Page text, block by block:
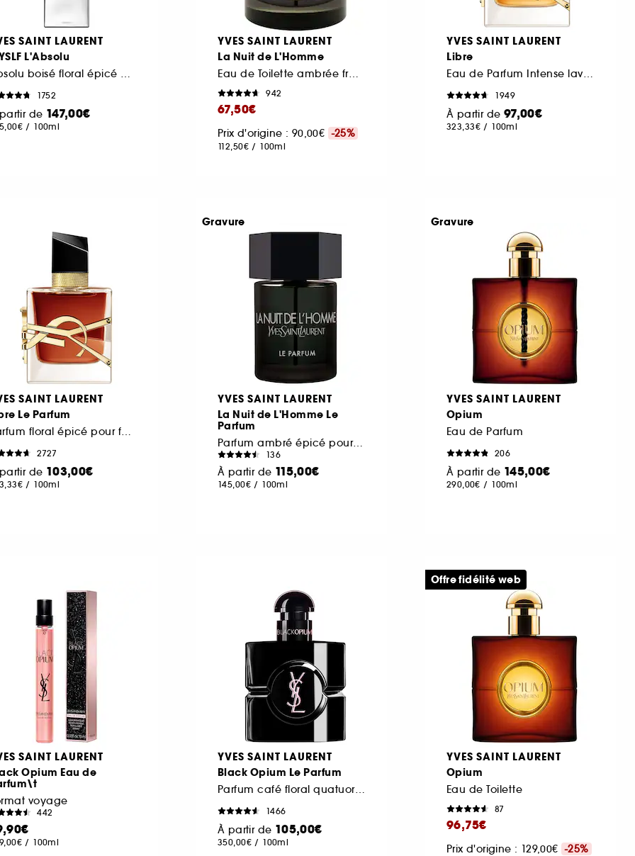
SAINT LAURENT
L'Absolu
Absolu boisé floral épicé pour homme
1752
de 147,00€
/ 100ml
YVES SAINT LAURENT
La Nuit de L'Homme
Eau de Toilette ambrée fraiche
942
67,50€
Prix d'origine : 90,00€ -25%
112,50€ / 100ml
YVES SAINT LAURENT
Libre
Eau de Parfum Intense lavande florale rechargeable pour femme
1949
À partir de 97,00€
323,33€ / 100ml
SAINT LAURENT
Le Parfum
Parfum floral épicé pour femme
2727
de 103,00€
/ 100ml
YVES SAINT LAURENT
La Nuit de L'Homme Le
Parfum
Parfum ambré épicé pour homme
136
À partir de 115,00€
145,00€ / 100ml
Gravure
YVES SAINT LAURENT
Opium
Eau de Parfum
206
À partir de 145,00€
290,00€ / 100ml
Gravure
SAINT LAURENT
Opium Eau de
voyage
442
/ 100ml
YVES SAINT LAURENT
Black Opium Le Parfum
Parfum café floral quatuor de vanilles pour femme
1466
À partir de 105,00€
350,00€ / 100ml
YVES SAINT LAURENT
Opium
Eau de Toilette
87
96,75€
Prix d'origine : 129,00€ -25%
Offre fidélité web